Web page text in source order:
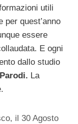
utili
quest’anno
essere
E ogni
dallo studio
La
il 30 Agosto